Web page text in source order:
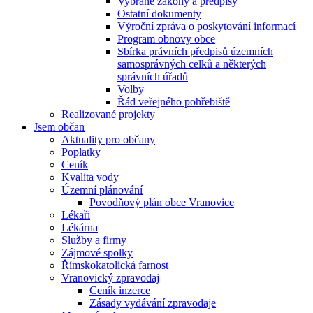
Ostatní dokumenty
Výroční zpráva o poskytování informací
Program obnovy obce
Sbírka právních předpisů územních
samosprávných celků a některých
správních úřadů
Volby
Řád veřejného pohřebiště
Realizované projekty
Jsem občan
Aktuality pro občany
Poplatky
Ceník
Kvalita vody
Územní plánování
Povodňový plán obce Vranovice
Lékaři
Lékárna
Služby a firmy
Zájmové spolky
Římskokatolická farnost
Vranovický zpravodaj
Ceník inzerce
Zásady vydávání zpravodaje